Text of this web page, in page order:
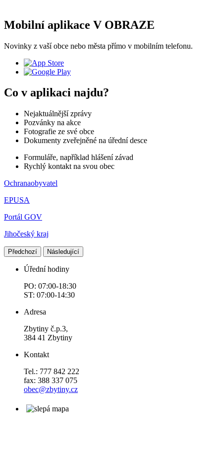
Mobilní aplikace V OBRAZE
Novinky z vaší obce nebo města přímo v mobilním telefonu.
Co v aplikaci najdu?
Nejaktuálnější zprávy
Pozvánky na akce
Fotografie ze své obce
Dokumenty zveřejněné na úřední desce
Formuláře, například hlášení závad
Rychlý kontakt na svou obec
Ochranaobyvatel
EPUSA
Portál GOV
Jihočeský kraj
Předchozí Následující
Úřední hodiny
PO: 07:00-18:30
ST: 07:00-14:30
Adresa
Zbytiny č.p.3,
384 41 Zbytiny
Kontakt
Tel.: 777 842 222
fax: 388 337 075
obec@zbytiny.cz